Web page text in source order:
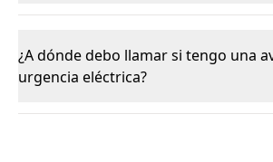
¿A dónde debo llamar si tengo una
urgencia eléctrica?